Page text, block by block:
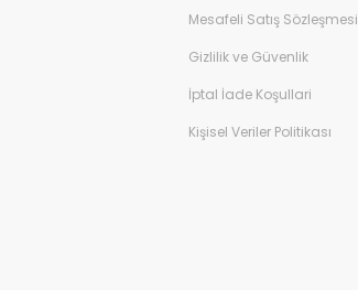
Mesafeli Satış Sözleşmesi
Gizlilik ve Güvenlik
İptal İade Koşullari
Kişisel Veriler Politikası